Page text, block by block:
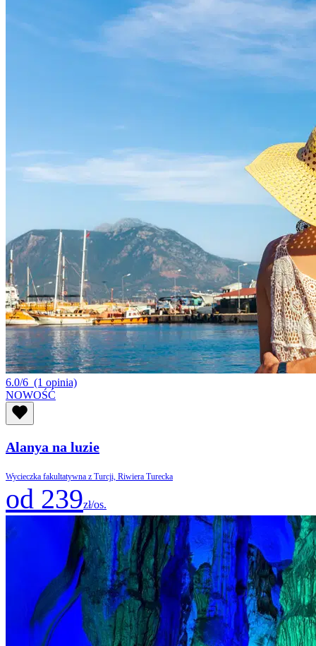
6.0/6 (1 opinia)
NOWOŚĆ
Alanya na luzie
Wycieczka fakultatywna z Turcji, Riwiera Turecka
od 239zł/os.